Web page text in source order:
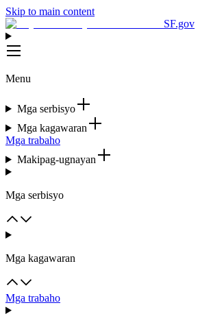
Skip to main content
SF.gov
Menu
Mga serbisyo
Mga kagawaran
Mga trabaho
Makipag-ugnayan
Mga serbisyo
Mga kagawaran
Mga trabaho